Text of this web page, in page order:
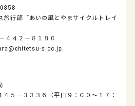
部「あいの風とやまサイクルトレイ
４４２－８１８０
s.co.jp
－３３３６（平日９：００～１７：